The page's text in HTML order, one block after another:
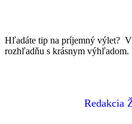
Hľadáte tip na príjemný výlet?
rozhľadňu s krásnym výhľadom.
Redakcia